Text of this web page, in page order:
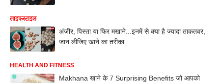
लाइफस्टाइल
अंजीर, पिस्ता या फिर मखाने...इनमें से क्या है ज्यादा ताकतवर,
जान लीजिए खाने का तरीका
HEALTH AND FITNESS
Makhana खाने के 7 Surprising Benefits जो आपको